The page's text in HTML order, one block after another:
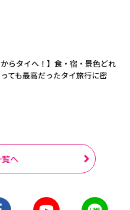
からタイへ！】食・宿・景色どれ
ても最高だったタイ旅行に密
へ